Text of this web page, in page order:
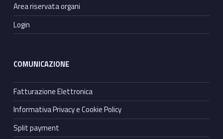
Area riservata organi
Login
COMUNICAZIONE
Fatturazione Elettronica
Informativa Privacy e Cookie Policy
Split payment